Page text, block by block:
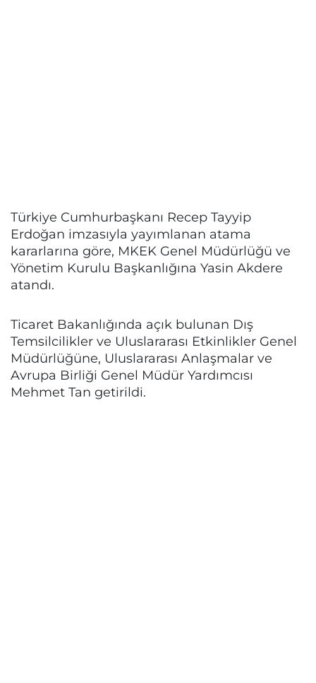
Türkiye Cumhurbaşkanı Recep Tayyip
Erdoğan imzasıyla yayımlanan atama
kararlarına göre, MKEK Genel Müdürlüğü ve
Yönetim Kurulu Başkanlığına Yasin Akdere
atandı.
Ticaret Bakanlığında açık bulunan Dış
Temsilcilikler ve Uluslararası Etkinlikler Genel
Müdürlüğüne, Uluslararası Anlaşmalar ve
Avrupa Birliği Genel Müdür Yardımcısı
Mehmet Tan getirildi.